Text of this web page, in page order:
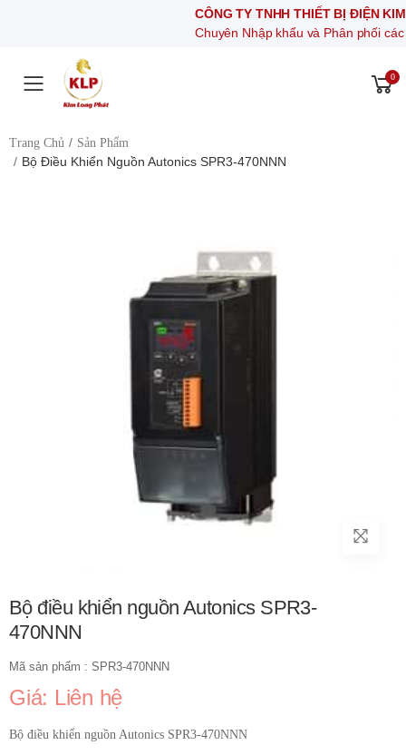
CÔNG TY TNHH THIẾT BỊ ĐIỆN KIM LONG
Chuyên Nhập khẩu và Phân phối các thiết bị
Toggle mobile menu
0
Trang Chủ Sản Phẩm
Bộ Điều Khiển Nguồn Autonics SPR3-470NNN
Bộ điều khiển nguồn Autonics SPR3-
470NNN
Mã sản phẩm : SPR3-470NNN
Giá: Liên hệ
Bộ điều khiển nguồn Autonics SPR3-470NNN